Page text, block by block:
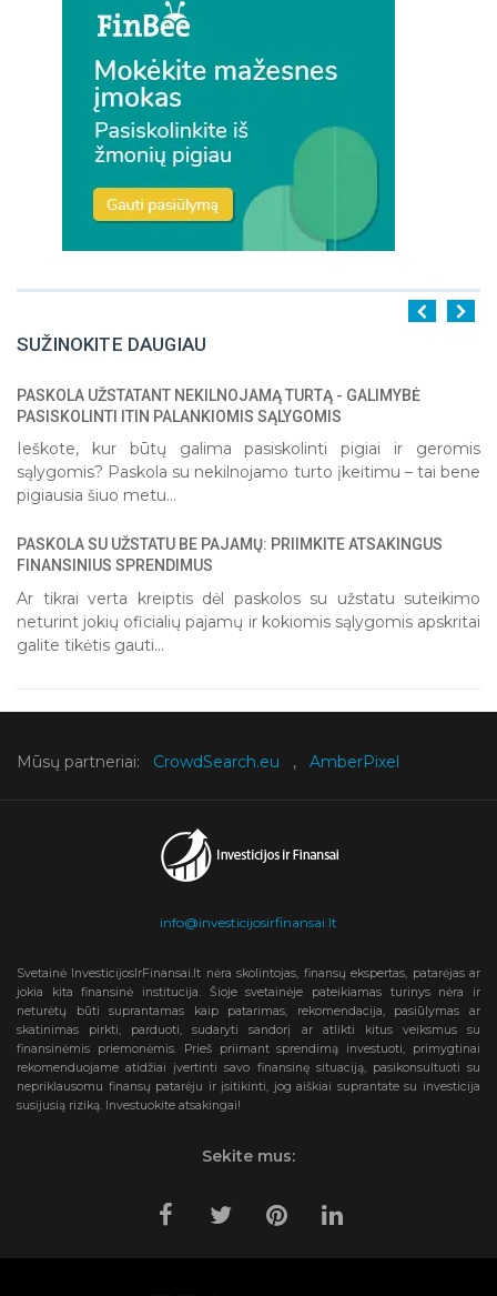
SUŽINOKITE DAUGIAU
1 2
PASKOLA UŽSTATANT NEKILNOJAMĄ TURTĄ - GALIMYBĖ
PASISKOLINTI ITIN PALANKIOMIS SĄLYGOMIS
Ieškote, kur būtų galima pasiskolinti pigiai ir geromis
sąlygomis? Paskola su nekilnojamo turto įkeitimu – tai bene
pigiausia šiuo metu...
PASKOLA SU UŽSTATU BE PAJAMŲ: PRIIMKITE ATSAKINGUS
FINANSINIUS SPRENDIMUS
Ar tikrai verta kreiptis dėl paskolos su užstatu suteikimo
neturint jokių oficialių pajamų ir kokiomis sąlygomis apskritai
galite tikėtis gauti...
Mūsų partneriai: CrowdSearch.eu , AmberPixel
info@investicijosirfinansai.lt
Svetainė InvesticijosIrFinansai.lt nėra skolintojas, finansų ekspertas, patarėjas ar
jokia kita finansinė institucija. Šioje svetainėje pateikiamas turinys nėra ir
neturėtų būti suprantamas kaip patarimas, rekomendacija, pasiūlymas ar
skatinimas pirkti, parduoti, sudaryti sandorį ar atlikti kitus veiksmus su
finansinėmis priemonėmis. Prieš priimant sprendimą investuoti, primygtinai
rekomenduojame atidžiai įvertinti savo finansinę situaciją, pasikonsultuoti su
nepriklausomu finansų patarėju ir įsitikinti, jog aiškiai suprantate su investicija
susijusią riziką. Investuokite atsakingai!
Sekite mus: